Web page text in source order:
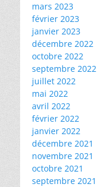
mars 2023
février 2023
janvier 2023
décembre 2022
octobre 2022
septembre 2022
juillet 2022
mai 2022
avril 2022
février 2022
janvier 2022
décembre 2021
novembre 2021
octobre 2021
septembre 2021